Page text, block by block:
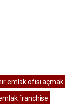
emlak ofisi açmak
franchise